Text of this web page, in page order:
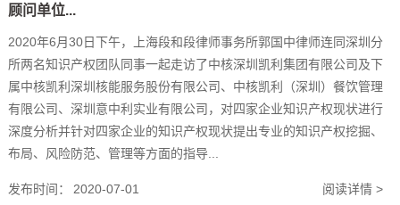
顾问单位...
2020年6月30日下午，上海段和段律师事务所郭国中律师连同深圳分
所两名知识产权团队同事一起走访了中核深圳凯利集团有限公司及下
属中核凯利深圳核能服务股份有限公司、中核凯利（深圳）餐饮管理
有限公司、深圳意中利实业有限公司，对四家企业知识产权现状进行
深度分析并针对四家企业的知识产权现状提出专业的知识产权挖掘、
布局、风险防范、管理等方面的指导...
发布时间： 2020-07-01 阅读详情 >